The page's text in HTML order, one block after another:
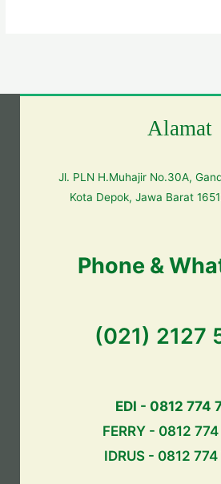
Alamat
Jl. PLN H.Muhajir No.30A,
Kota Depok, Jawa Barat
Phone &
(021) 2127
EDI - 0812 774
FERRY - 0812
IDRUS - 0812